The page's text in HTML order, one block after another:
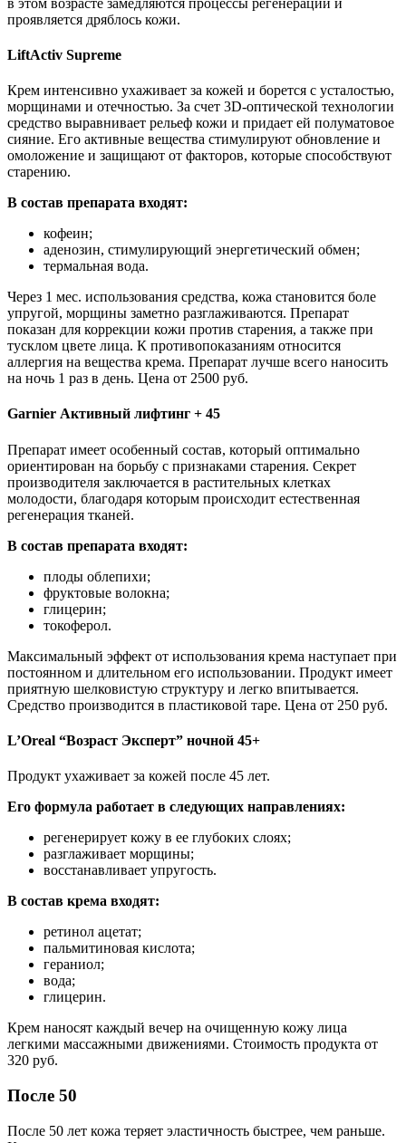
проявляется дряблось кожи.
LiftActiv Supreme
Крем интенсивно ухаживает за кожей и борется с усталостью,
морщинами и отечностью. За счет 3D-оптической технологии
средство выравнивает рельеф кожи и придает ей полуматовое
сияние. Его активные вещества стимулируют обновление и
омоложение и защищают от факторов, которые способствуют
старению.
В состав препарата входят:
кофеин;
аденозин, стимулирующий энергетический обмен;
термальная вода.
Через 1 мес. использования средства, кожа становится боле
упругой, морщины заметно разглаживаются. Препарат
показан для коррекции кожи против старения, а также при
тусклом цвете лица. К противопоказаниям относится
аллергия на вещества крема. Препарат лучше всего наносить
на ночь 1 раз в день. Цена от 2500 руб.
Garnier Активный лифтинг + 45
Препарат имеет особенный состав, который оптимально
ориентирован на борьбу с признаками старения. Секрет
производителя заключается в растительных клетках
молодости, благодаря которым происходит естественная
регенерация тканей.
В состав препарата входят:
плоды облепихи;
фруктовые волокна;
глицерин;
токоферол.
Максимальный эффект от использования крема наступает при
постоянном и длительном его использовании. Продукт имеет
приятную шелковистую структуру и легко впитывается.
Средство производится в пластиковой таре. Цена от 250 руб.
L’Oreal “Возраст Эксперт” ночной 45+
Продукт ухаживает за кожей после 45 лет.
Его формула работает в следующих направлениях:
регенерирует кожу в ее глубоких слоях;
разглаживает морщины;
восстанавливает упругость.
В состав крема входят:
ретинол ацетат;
пальмитиновая кислота;
гераниол;
вода;
глицерин.
Крем наносят каждый вечер на очищенную кожу лица
легкими массажными движениями. Стоимость продукта от
320 руб.
После 50
После 50 лет кожа теряет эластичность быстрее, чем раньше.